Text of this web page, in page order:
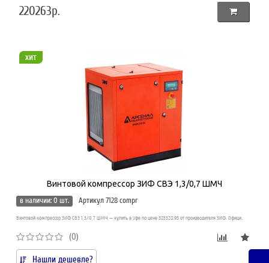
220263р.
хит
Винтовой компрессор ЗИФ СВЭ 1,3/0,7 ШМЧ
в наличии: 0 шт.
Артикул 7128 compr
Винтовой компрессор ЗИФ СВЭ 1,3/0,7 ШМЧ — купить в Уфе по цене 383328.95 от производителя ЗИФ. Офици..
(0)
Нашли дешевле?